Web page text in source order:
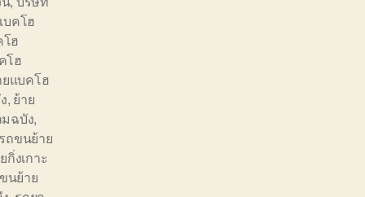
บคโฮ
ฮ
โฮ
ยแบคโฮ
, ย้าย
ฉบัง,
รถขนย้าย
งเกาะ
นย้าย